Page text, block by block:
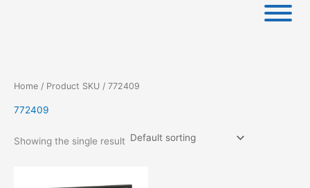
Home / Product SKU / 772409
772409
Showing the single result